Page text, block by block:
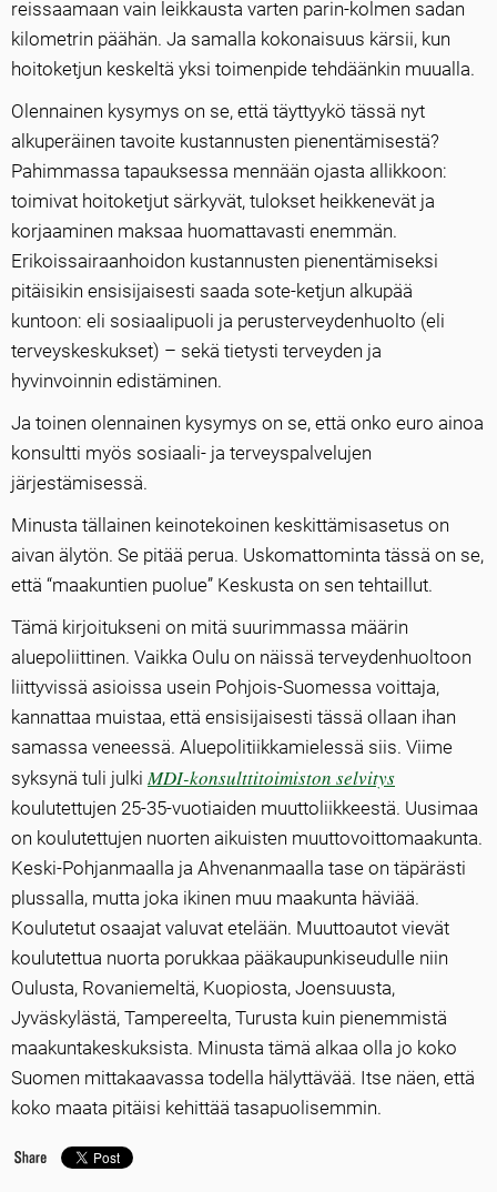
reissaamaan vain leikkausta varten parin-kolmen sadan
kilometrin päähän. Ja samalla kokonaisuus kärsii, kun
hoitoketjun keskeltä yksi toimenpide tehdäänkin muualla.
Olennainen kysymys on se, että täyttyykö tässä nyt
alkuperäinen tavoite kustannusten pienentämisestä?
Pahimmassa tapauksessa mennään ojasta allikkoon:
toimivat hoitoketjut särkyvät, tulokset heikkenevät ja
korjaaminen maksaa huomattavasti enemmän.
Erikoissairaanhoidon kustannusten pienentämiseksi
pitäisikin ensisijaisesti saada sote-ketjun alkupää
kuntoon: eli sosiaalipuoli ja perusterveydenhuolto (eli
terveyskeskukset) – sekä tietysti terveyden ja
hyvinvoinnin edistäminen.
Ja toinen olennainen kysymys on se, että onko euro ainoa
konsultti myös sosiaali- ja terveyspalvelujen
järjestämisessä.
Minusta tällainen keinotekoinen keskittämisasetus on
aivan älytön. Se pitää perua. Uskomattominta tässä on se,
että “maakuntien puolue” Keskusta on sen tehtaillut.
Tämä kirjoitukseni on mitä suurimmassa määrin
aluepoliittinen. Vaikka Oulu on näissä terveydenhuoltoon
liittyvissä asioissa usein Pohjois-Suomessa voittaja,
kannattaa muistaa, että ensisijaisesti tässä ollaan ihan
samassa veneessä. Aluepolitiikkamielessä siis. Viime
syksynä tuli julkiMDI-konsulttitoimiston selvitys
koulutettujen 25-35-vuotiaiden muuttoliikkeestä. Uusimaa
on koulutettujen nuorten aikuisten muuttovoittomaakunta.
Keski-Pohjanmaalla ja Ahvenanmaalla tase on täpärästi
plussalla, mutta joka ikinen muu maakunta häviää.
Koulutetut osaajat valuvat etelään. Muuttoautot vievät
koulutettua nuorta porukkaa pääkaupunkiseudulle niin
Oulusta, Rovaniemeltä, Kuopiosta, Joensuusta,
Jyväskylästä, Tampereelta, Turusta kuin pienemmistä
maakuntakeskuksista. Minusta tämä alkaa olla jo koko
Suomen mittakaavassa todella hälyttävää. Itse näen, että
koko maata pitäisi kehittää tasapuolisemmin.